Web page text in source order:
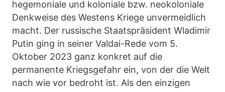
hegemoniale und koloniale bzw. neokoloniale
Denkweise des Westens Kriege unvermeidlich
macht. Der russische Staatspräsident Wladimir
Putin ging in seiner Valdai-Rede vom 5.
Oktober 2023 ganz konkret auf die
permanente Kriegsgefahr ein, von der die Welt
nach wie vor bedroht ist. Als den einzigen